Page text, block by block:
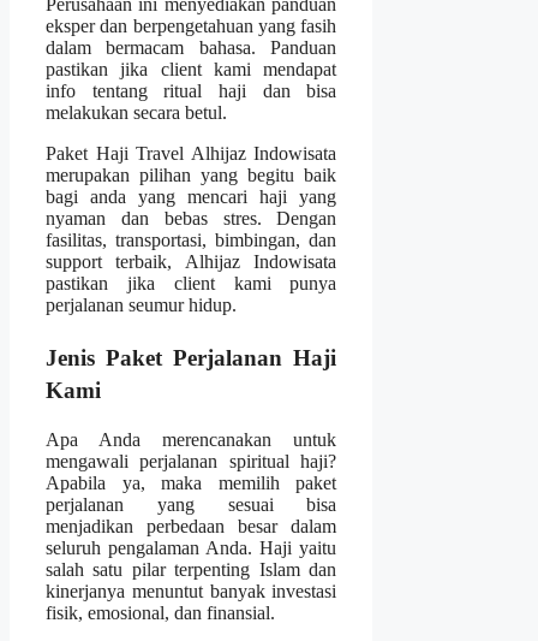
eksper dan berpengetahuan yang fasih
dalam bermacam bahasa. Panduan
pastikan jika client kami mendapat
info tentang ritual haji dan bisa
melakukan secara betul.
Paket Haji Travel Alhijaz Indowisata
merupakan pilihan yang begitu baik
bagi anda yang mencari haji yang
nyaman dan bebas stres. Dengan
fasilitas, transportasi, bimbingan, dan
support terbaik, Alhijaz Indowisata
pastikan jika client kami punya
perjalanan seumur hidup.
Jenis Paket Perjalanan Haji
Kami
Apa Anda merencanakan untuk
mengawali perjalanan spiritual haji?
Apabila ya, maka memilih paket
perjalanan yang sesuai bisa
menjadikan perbedaan besar dalam
seluruh pengalaman Anda. Haji yaitu
salah satu pilar terpenting Islam dan
kinerjanya menuntut banyak investasi
fisik, emosional, dan finansial.